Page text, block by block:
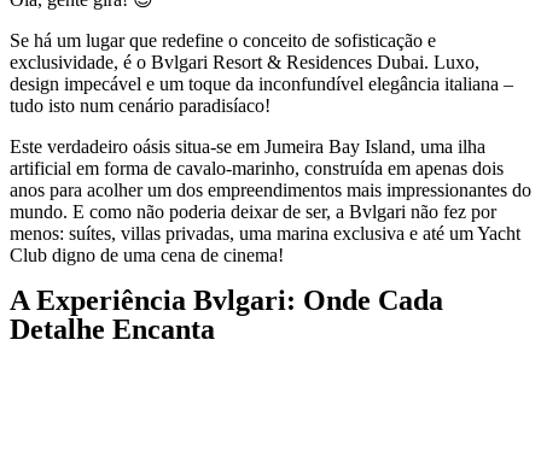
Se há um lugar que redefine o conceito de sofisticação e
exclusividade, é o Bvlgari Resort & Residences Dubai. Luxo,
design impecável e um toque da inconfundível elegância italiana –
tudo isto num cenário paradisíaco!
Este verdadeiro oásis situa-se em Jumeira Bay Island, uma ilha
artificial em forma de cavalo-marinho, construída em apenas dois
anos para acolher um dos empreendimentos mais impressionantes do
mundo. E como não poderia deixar de ser, a Bvlgari não fez por
menos: suítes, villas privadas, uma marina exclusiva e até um Yacht
Club digno de uma cena de cinema!
A Experiência Bvlgari: Onde Cada
Detalhe Encanta